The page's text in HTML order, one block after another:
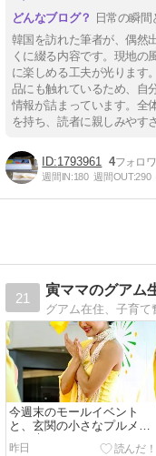
日常の瞬
韓国を訪れた筆者が、偶然
くに綴る内容です。現地の
に楽しめる工夫が光ります
品にも触れているため、自
情報が詰まっています。全
を持ち、読者に親しみやす
1793961 4
週間IN:180 週間OUT:290
21
今週末のモールイベント
と、玄関の小さなプルメリ
アの木
昨日